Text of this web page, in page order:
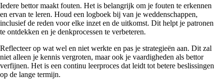
Iedere bettor maakt fouten. Het is belangrijk om je fouten te erkennen
en ervan te leren. Houd een logboek bij van je weddenschappen,
inclusief de reden voor elke inzet en de uitkomst. Dit helpt je patronen
te ontdekken en je denkprocessen te verbeteren.
Reflecteer op wat wel en niet werkte en pas je strategieën aan. Dit zal
niet alleen je kennis vergroten, maar ook je vaardigheden als bettor
verfijnen. Het is een continu leerproces dat leidt tot betere beslissingen
op de lange termijn.